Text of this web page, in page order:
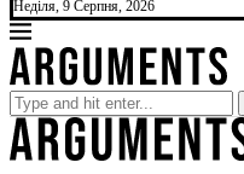
Неділя, 9 Серпня, 2026